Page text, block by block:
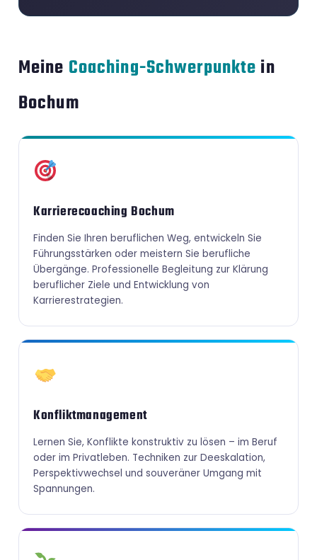
Meine Coaching-Schwerpunkte in
Bochum
Karrierecoaching Bochum
Finden Sie Ihren beruflichen Weg, entwickeln Sie
Führungsstärken oder meistern Sie berufliche
Übergänge. Professionelle Begleitung zur Klärung
beruflicher Ziele und Entwicklung von
Karrierestrategien.
Konfliktmanagement
Lernen Sie, Konflikte konstruktiv zu lösen – im Beruf
oder im Privatleben. Techniken zur Deeskalation,
Perspektivwechsel und souveräner Umgang mit
Spannungen.